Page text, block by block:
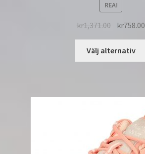
REA!
kr1,371.00 kr758.00
Välj alternativ